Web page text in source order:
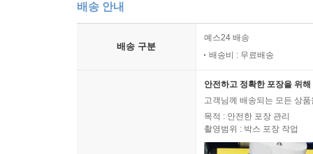
배송 안내
배송 구분
예스24 배송
배송비 : 무료배송
안전하고 정확한 포장을 위
고객님께 배송되는 모든 상
목적 : 안전한 포장 관리
촬영범위 : 박스 포장 작업